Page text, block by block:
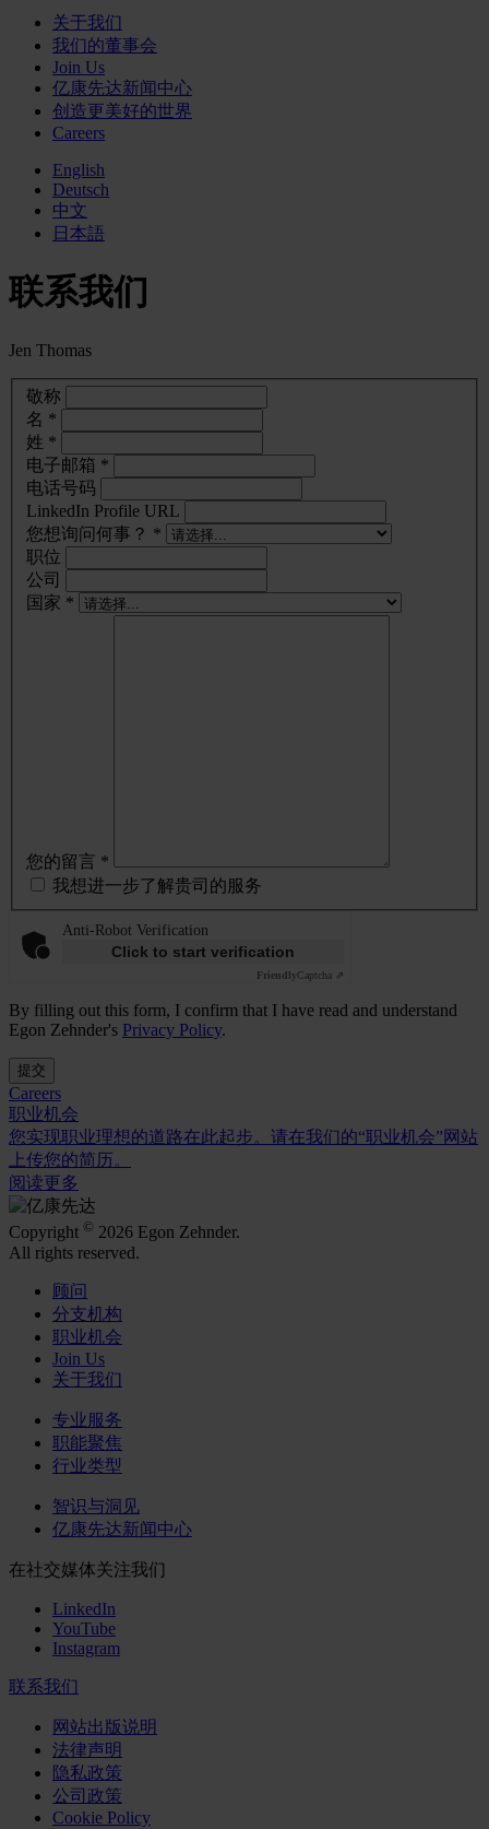
关于我们
我们的董事会
Join Us
亿康先达新闻中心
创造更美好的世界
Careers
English
Deutsch
中文
日本語
联系我们
Jen Thomas
敬称
名 *
姓 *
电子邮箱 *
电话号码
LinkedIn Profile URL
您想询问何事？ *
职位
公司
国家 *
您的留言 *
我想进一步了解贵司的服务
Anti-Robot Verification
Click to start verification
FriendlyCaptcha ⇗
By filling out this form, I confirm that I have read and understand
Egon Zehnder's Privacy Policy.
提交
Careers
职业机会
您实现职业理想的道路在此起步。请在我们的“职业机会”网站
上传您的简历。
阅读更多
Copyright © 2026 Egon Zehnder.
All rights reserved.
顾问
分支机构
职业机会
Join Us
关于我们
专业服务
职能聚焦
行业类型
智识与洞见
亿康先达新闻中心
在社交媒体关注我们
LinkedIn
YouTube
Instagram
联系我们
网站出版说明
法律声明
隐私政策
公司政策
Cookie Policy